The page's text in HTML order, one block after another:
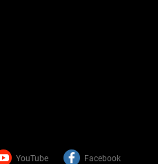
YouTube Facebook